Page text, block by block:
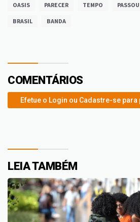
OASIS PARECER TEMPO PASSOU
BRASIL BANDA
COMENTÁRIOS
Efetue o Login ou Cadastre-se
LEIA TAMBÉM